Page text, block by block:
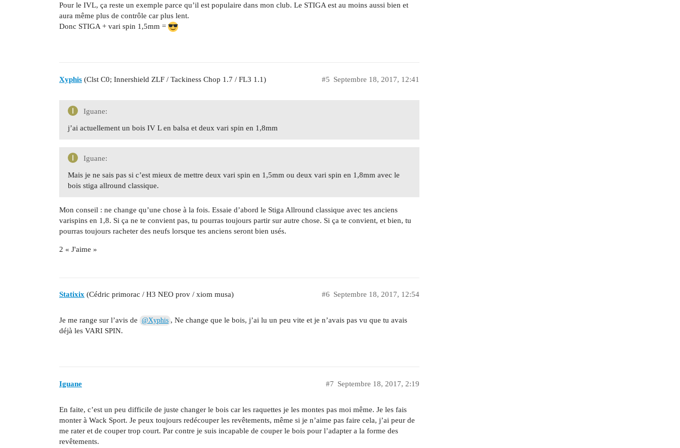
Pour le IVL, ça reste un exemple parce qu’il est populaire dans mon club. Le STIGA est au moins aussi bien et
aura même plus de contrôle car plus lent.
Donc STIGA + vari spin 1,5mm =
Xyphis (Clst C0; Innershield ZLF / Tackiness Chop 1.7 / FL3 1.1) Septembre 18, 2017, 12:41
#5
Iguane:
j’ai actuellement un bois IV L en balsa et deux vari spin en 1,8mm
Iguane:
Mais je ne sais pas si c’est mieux de mettre deux vari spin en 1,5mm ou deux vari spin en 1,8mm avec le
bois stiga allround classique.
Mon conseil : ne change qu’une chose à la fois. Essaie d’abord le Stiga Allround classique avec tes anciens
varispins en 1,8. Si ça ne te convient pas, tu pourras toujours partir sur autre chose. Si ça te convient, et bien, tu
pourras toujours racheter des neufs lorsque tes anciens seront bien usés.
2 « J'aime »
Statixix (Cédric primorac / H3 NEO prov / xiom musa) Septembre 18, 2017, 12:54
#6
Je me range sur l’avis de @Xyphis , Ne change que le bois, j’ai lu un peu vite et je n’avais pas vu que tu avais
déjà les VARI SPIN.
Iguane Septembre 18, 2017, 2:19
#7
En faite, c’est un peu difficile de juste changer le bois car les raquettes je les montes pas moi même. Je les fais
monter à Wack Sport. Je peux toujours redécouper les revêtements, même si je n’aime pas faire cela, j’ai peur de
me rater et de couper trop court. Par contre je suis incapable de couper le bois pour l’adapter a la forme des
revêtements.